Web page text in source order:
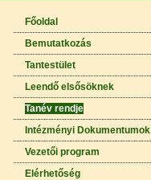
Főoldal
Bemutatkozás
Tantestület
Leendő elsősöknek
Tanév rendje
Intézményi Dokumentumok
Vezetői program
Elérhetőség